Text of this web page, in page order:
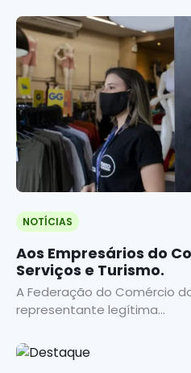
NOTÍCIAS
Aos Empresários do
Serviços e Turismo.
A Federação do Comércio
representante legítima...